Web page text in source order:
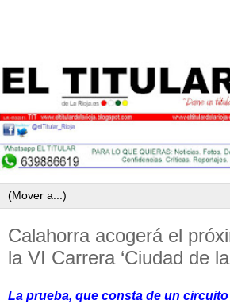
Calahorra acogerá el
la VI Carrera ‘Ciudad de
La prueba, que consta de un